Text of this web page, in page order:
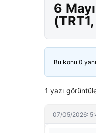
6
Bu konu 0
1 yazı
07/05/2026: